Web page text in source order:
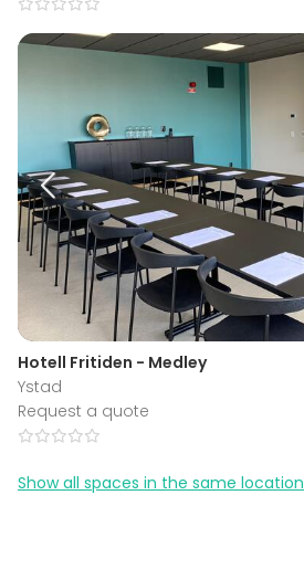
Hotell Fritiden - Medley
Ystad
Request a quote
Show all spaces in the same location